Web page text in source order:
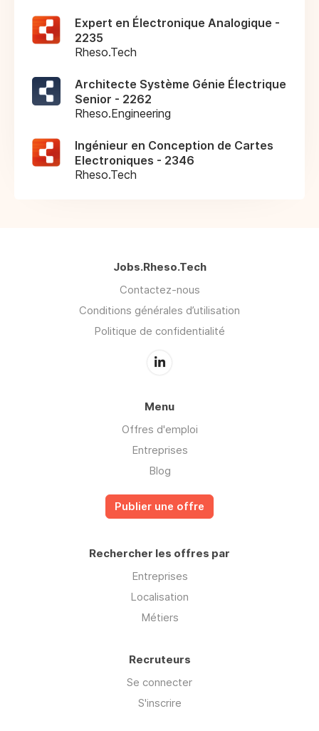
Expert en Électronique Analogique -
2235
Rheso.Tech
Architecte Système Génie Électrique
Senior - 2262
Rheso.Engineering
Ingénieur en Conception de Cartes
Electroniques - 2346
Rheso.Tech
Jobs.Rheso.Tech
Contactez-nous
Conditions générales d’utilisation
Politique de confidentialité
Menu
Offres d'emploi
Entreprises
Blog
Publier une offre
Rechercher les offres par
Entreprises
Localisation
Métiers
Recruteurs
Se connecter
S'inscrire